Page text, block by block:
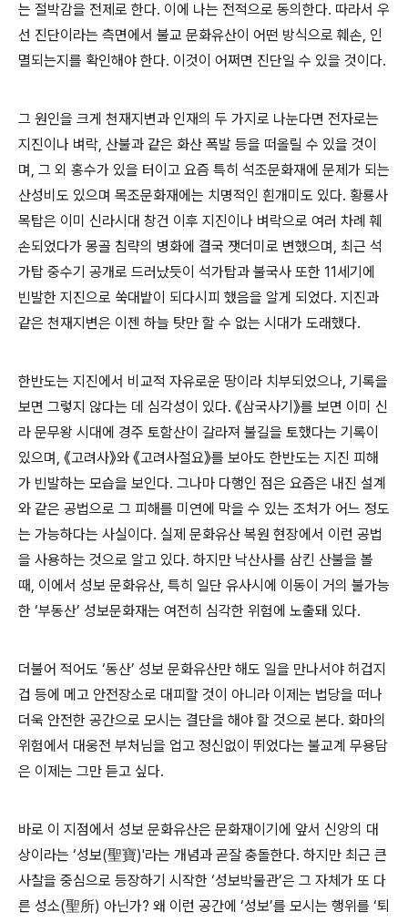
는 절박감을 전제로 한다. 이에 나는 전적으로 동의한다. 따라서 우
선 진단이라는 측면에서 불교 문화유산이 어떤 방식으로 훼손, 인
멸되는지를 확인해야 한다. 이것이 어쩌면 진단일 수 있을 것이다.
그 원인을 크게 천재지변과 인재의 두 가지로 나눈다면 전자로는
지진이나 벼락, 산불과 같은 화산 폭발 등을 떠올릴 수 있을 것이
며, 그 외 홍수가 있을 터이고 요즘 특히 석조문화재에 문제가 되는
산성비도 있으며 목조문화재에는 치명적인 흰개미도 있다. 황룡사
목탑은 이미 신라시대 창건 이후 지진이나 벼락으로 여러 차례 훼
손되었다가 몽골 침략의 병화에 결국 잿더미로 변했으며, 최근 석
가탑 중수기 공개로 드러났듯이 석가탑과 불국사 또한 11세기에
빈발한 지진으로 쑥대밭이 되다시피 했음을 알게 되었다. 지진과
같은 천재지변은 이젠 하늘 탓만 할 수 없는 시대가 도래했다.
한반도는 지진에서 비교적 자유로운 땅이라 치부되었으나, 기록을
보면 그렇지 않다는 데 심각성이 있다. 《삼국사기》를 보면 이미 신
라 문무왕 시대에 경주 토함산이 갈라져 불길을 토했다는 기록이
있으며, 《고려사》와 《고려사절요》를 보아도 한반도는 지진 피해
가 빈발하는 모습을 보인다. 그나마 다행인 점은 요즘은 내진 설계
와 같은 공법으로 그 피해를 미연에 막을 수 있는 조처가 어느 정도
는 가능하다는 사실이다. 실제 문화유산 복원 현장에서 이런 공법
을 사용하는 것으로 알고 있다. 하지만 낙산사를 삼킨 산불을 볼
때, 이에서 성보 문화유산, 특히 일단 유사시에 이동이 거의 불가능
한 ‘부동산’ 성보문화재는 여전히 심각한 위험에 노출돼 있다.
더불어 적어도 ‘동산’ 성보 문화유산만 해도 일을 만나서야 허겁지
겁 등에 메고 안전장소로 대피할 것이 아니라 이제는 법당을 떠나
더욱 안전한 공간으로 모시는 결단을 해야 할 것으로 본다. 화마의
위험에서 대웅전 부처님을 업고 정신없이 뛰었다는 불교계 무용담
은 이제는 그만 듣고 싶다.
바로 이 지점에서 성보 문화유산은 문화재이기에 앞서 신앙의 대
상이라는 ‘성보(聖寶)'라는 개념과 곧잘 충돌한다. 하지만 최근 큰
사찰을 중심으로 등장하기 시작한 ‘성보박물관’은 그 자체가 또 다
른 성소(聖所) 아닌가? 왜 이런 공간에 ‘성보’를 모시는 행위를 ‘퇴